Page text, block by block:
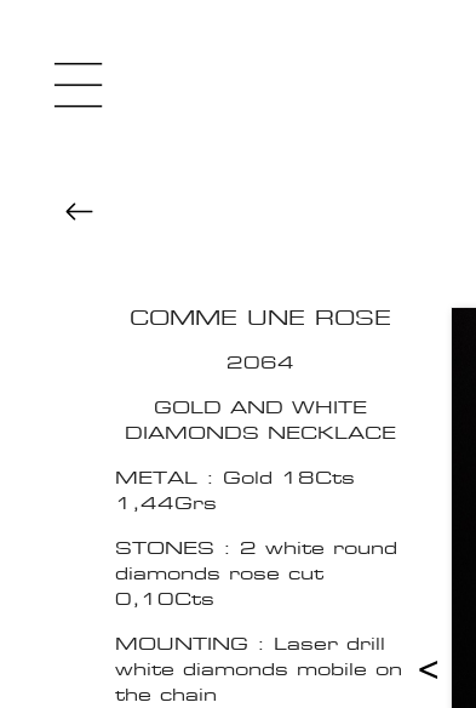
COMME UNE ROSE
2064
GOLD AND WHITE
DIAMONDS NECKLACE
METAL : Gold 18Cts
1,44Grs
STONES : 2 white round
diamonds rose cut
0,10Cts
MOUNTING : Laser drill
white diamonds mobile on
the chain
<